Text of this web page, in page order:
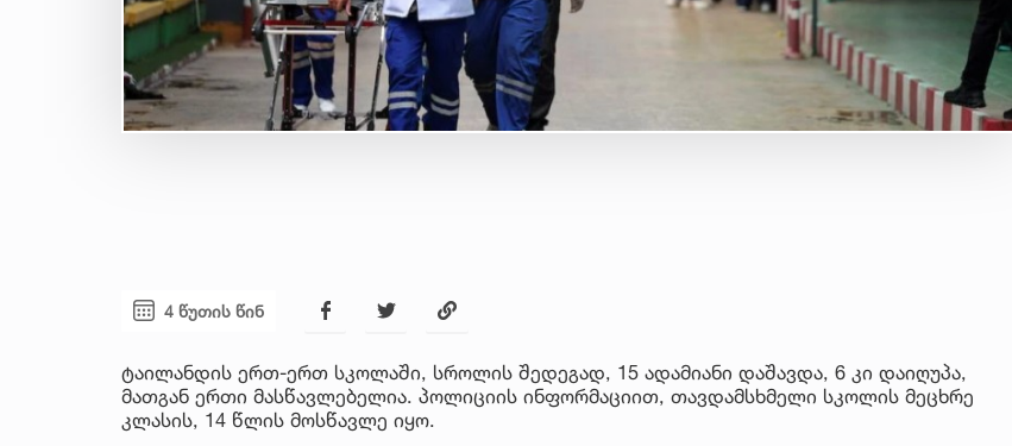
4 წუთის წინ
ტაილანდის ერთ-ერთ სკოლაში, სროლის შედეგად, 15 ადამიანი დაშავდა, 6 კი დაიღუპა,
მათგან ერთი მასწავლებელია. პოლიციის ინფორმაციით, თავდამსხმელი სკოლის მეცხრე
კლასის, 14 წლის მოსწავლე იყო.